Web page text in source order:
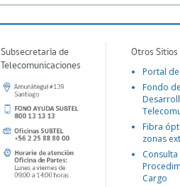
Subsecretaría de
Telecomunicaciones
Otros
Portal
Fondo
Fibra
zonas
Consulta
Cargo